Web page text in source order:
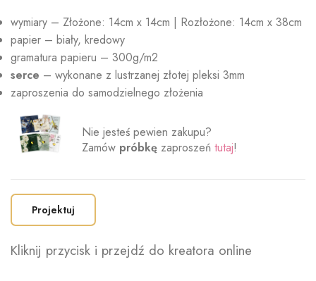
wymiary – Złożone: 14cm x 14cm | Rozłożone: 14cm x 38cm
papier – biały, kredowy
gramatura papieru – 300g/m2
serce – wykonane z lustrzanej złotej pleksi 3mm
zaproszenia do samodzielnego złożenia
Nie jesteś pewien zakupu?
Zamów próbkę zaproszeń tutaj!
Projektuj
Kliknij przycisk i przejdź do kreatora online